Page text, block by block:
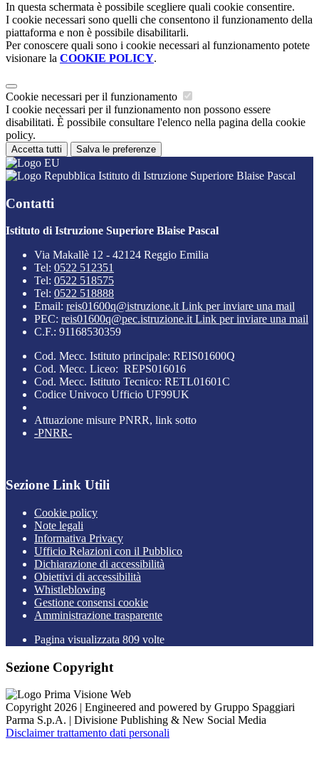
In questa schermata è possibile scegliere quali cookie consentire.
I cookie necessari sono quelli che consentono il funzionamento della
piattaforma e non è possibile disabilitarli.
Per conoscere quali sono i cookie necessari al funzionamento potete
visionare la COOKIE POLICY.
Cookie necessari per il funzionamento
I cookie necessari per il funzionamento non possono essere
disabilitati. È possibile consultare l'elenco nella pagina della cookie
policy.
Accetta tutti Salva le preferenze
Istituto di Istruzione Superiore Blaise Pascal
Contatti
Istituto di Istruzione Superiore Blaise Pascal
Via Makallè 12 - 42124 Reggio Emilia
Tel: 0522 512351
Tel: 0522 518575
Tel: 0522 518888
Email: reis01600q@istruzione.itLink per inviare una mail
PEC: reis01600q@pec.istruzione.itLink per inviare una mail
C.F.: 91168530359
Cod. Mecc. Istituto principale: REIS01600Q
Cod. Mecc. Liceo: REPS016016
Cod. Mecc. Istituto Tecnico: RETL01601C
Codice Univoco Ufficio UF99UK
Attuazione misure PNRR, link sotto
-PNRR-
Sezione Link Utili
Cookie policy
Note legali
Informativa Privacy
Ufficio Relazioni con il Pubblico
Dichiarazione di accessibilità
Obiettivi di accessibilità
Whistleblowing
Gestione consensi cookie
Amministrazione trasparente
Pagina visualizzata 809 volte
Sezione Copyright
Copyright 2026 | Engineered and powered by Gruppo Spaggiari
Parma S.p.A. | Divisione Publishing & New Social Media
Disclaimer trattamento dati personali